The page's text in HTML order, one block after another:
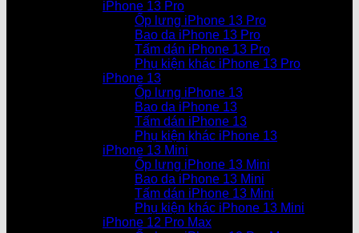
iPhone 13 Pro
Ốp lưng iPhone 13 Pro
Bao da iPhone 13 Pro
Tấm dán iPhone 13 Pro
Phụ kiện khác iPhone 13 Pro
iPhone 13
Ốp lưng iPhone 13
Bao da iPhone 13
Tấm dán iPhone 13
Phụ kiện khác iPhone 13
iPhone 13 Mini
Ốp lưng iPhone 13 Mini
Bao da iPhone 13 Mini
Tấm dán iPhone 13 Mini
Phụ kiện khác iPhone 13 Mini
iPhone 12 Pro Max